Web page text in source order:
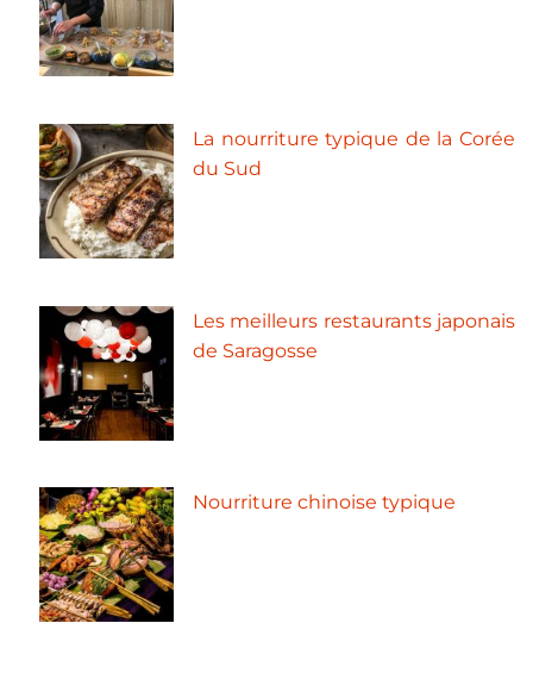
La nourriture typique de la Corée
du Sud
Les meilleurs restaurants japonais
de Saragosse
Nourriture chinoise typique